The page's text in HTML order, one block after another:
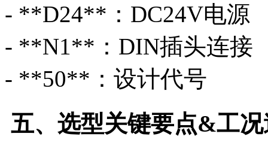
- **D24**：DC24V电源
- **N1**：DIN插头连接
- **50**：设计代号
五、选型关键要点&工